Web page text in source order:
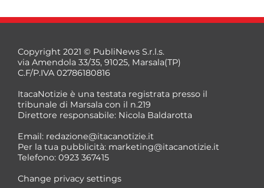
Copyright 2021 © PubliNews S.r.l.s.
via Amendola 33/35, 91025, Marsala(TP)
C.F/P.IVA 02786180816
ItacaNotizie è una testata registrata presso il
tribunale di Marsala con il n.219
Direttore responsabile: Nicola Baldarotta
Email: redazione@itacanotizie.it
Per la tua pubblicità: marketing@itacanotizie.it
Telefono: 0923 367415
Change privacy settings